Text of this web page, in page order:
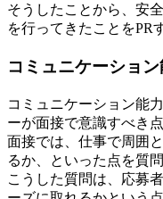
そうしたことから、安
を行ってきたことをPR
コミュニケーショ
コミュニケーション能
ーが面接で意識すべき点
面接では、仕事で周囲
るか、といった点を質
こうした質問は、応募